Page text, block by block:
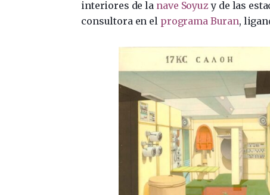
interiores de la nave Soyuzy de las
consultora en el programa Buran,